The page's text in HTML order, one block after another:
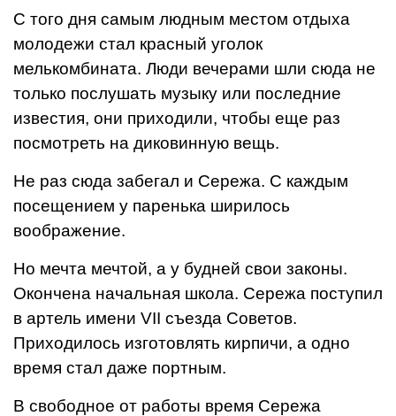
С того дня самым людным местом отдыха
молодежи стал красный уголок
мелькомбината. Люди вечерами шли сюда не
только послушать музыку или последние
известия, они приходили, чтобы еще раз
посмотреть на диковинную вещь.
Не раз сюда забегал и Сережа. С каждым
посещением у паренька ширилось
воображение.
Но мечта мечтой, а у будней свои законы.
Окончена начальная школа. Сережа поступил
в артель имени VII съезда Советов.
Приходилось изготовлять кирпичи, а одно
время стал даже портным.
В свободное от работы время Сережа